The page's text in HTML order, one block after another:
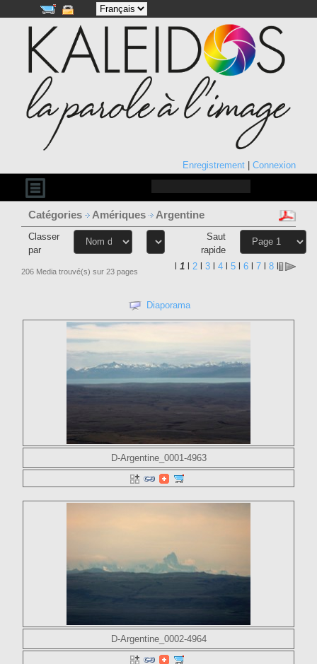
Enregistrement | Connexion
Catégories Amériques Argentine
Classer
par
Saut
rapide
206 Media trouvé(s) sur 23 pages l 1l 2l 3l 4l 5l 6l 7l 8l
Diaporama
D-Argentine_0001-4963
D-Argentine_0002-4964